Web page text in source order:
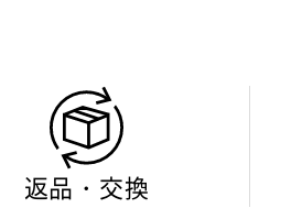
返品・交換